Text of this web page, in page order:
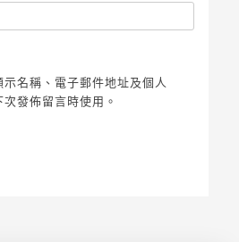
示名稱、電子郵件地址及個人
發佈留言時使用。